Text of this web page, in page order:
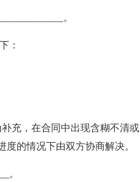
。
：
充，在合同中出现含糊不清或
的情况下由双方协商解决。
。